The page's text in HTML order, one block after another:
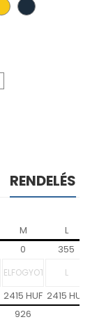
RENDELÉS
M L
0
355
2415 HUF 2415 HUF
926